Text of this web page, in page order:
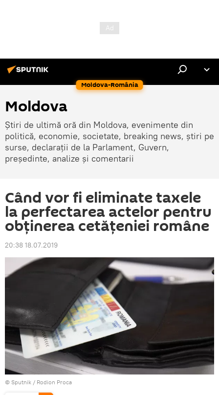
Moldova-România
Moldova
Știri de ultimă oră din Moldova, evenimente din
politică, economie, societate, breaking news, știri pe
surse, declarații de la Parlament, Guvern,
președinte, analize și comentarii
Când vor fi eliminate taxele
la perfectarea actelor pentru
obținerea cetățeniei române
20:38 18.07.2019
© Sputnik / Rodion Proca